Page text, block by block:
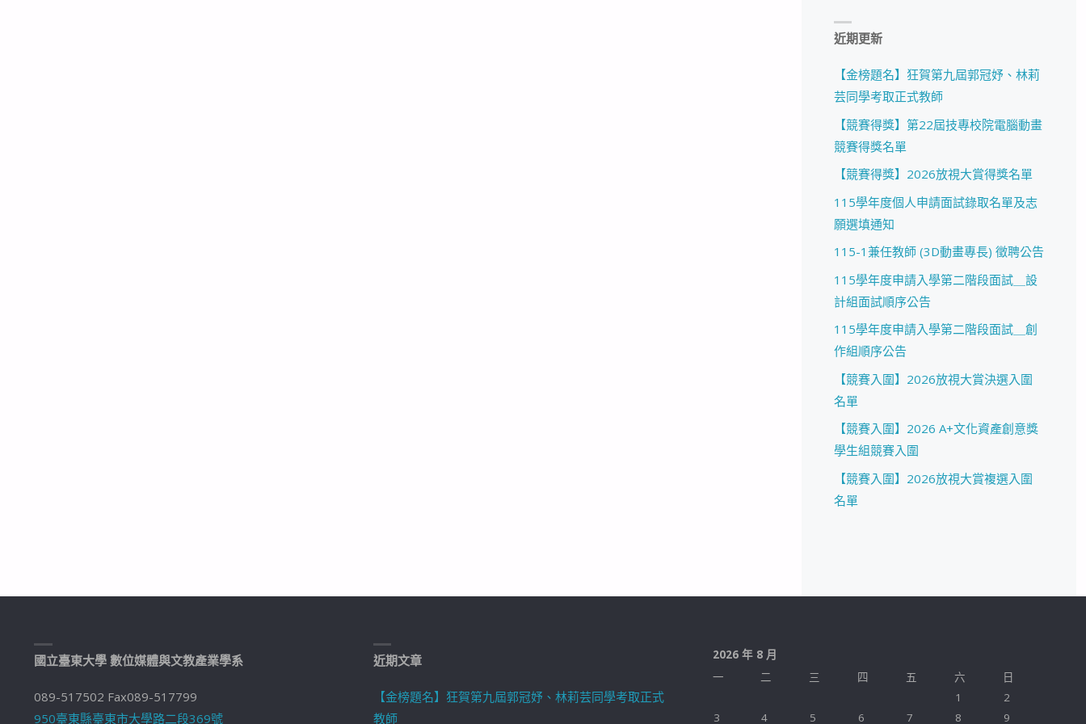
近期更新
【金榜題名】狂賀第九屆郭冠妤、林莉
芸同學考取正式教師
【競賽得獎】第22屆技專校院電腦動畫
競賽得獎名單
【競賽得獎】2026放視大賞得獎名單
115學年度個人申請面試錄取名單及志
願選填通知
115-1兼任教師 (3D動畫專長) 徵聘公告
115學年度申請入學第二階段面試＿設
計組面試順序公告
115學年度申請入學第二階段面試＿創
作組順序公告
【競賽入圍】2026放視大賞決選入圍
名單
【競賽入圍】2026 A+文化資產創意獎
學生組競賽入圍
【競賽入圍】2026放視大賞複選入圍
名單
國立臺東大學 數位媒體與文教產業學系
089-517502 Fax089-517799
950臺東縣臺東市大學路二段369號
近期文章
【金榜題名】狂賀第九屆郭冠妤、林莉芸同學考取正式
教師
2026 年 8 月
一
二 三 四 五 六
日
1
2
3
4 5 6 7 8 9